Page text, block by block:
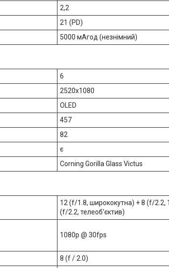
2,2
21 (PD)
5000 мАгод (незнімний)
6
2520x1080
OLED
457
82
є
Corning Gorilla Glass Victus
12 (f/1.8, ширококутна) + 8 (f/2.2,
(f/2.2, телеоб'єктив)
1080p @ 30fps
8 (f / 2.0)